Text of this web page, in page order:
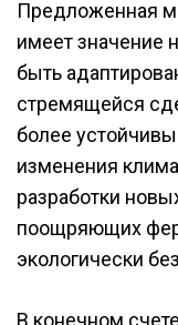
Предложенная
имеет значение
быть
стремящейся
более
изменения
разработки
поощряющих
экологически
В конечном